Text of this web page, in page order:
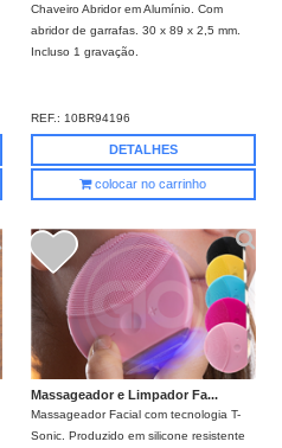
Chaveiro Abridor em Alumínio. Com
abridor de garrafas. 30 x 89 x 2,5 mm.
Incluso 1 gravação.
REF.: 10BR94196
DETALHES
colocar no carrinho
Massageador e Limpador Fa...
Massageador Facial com tecnologia T-
Sonic. Produzido em silicone resistente